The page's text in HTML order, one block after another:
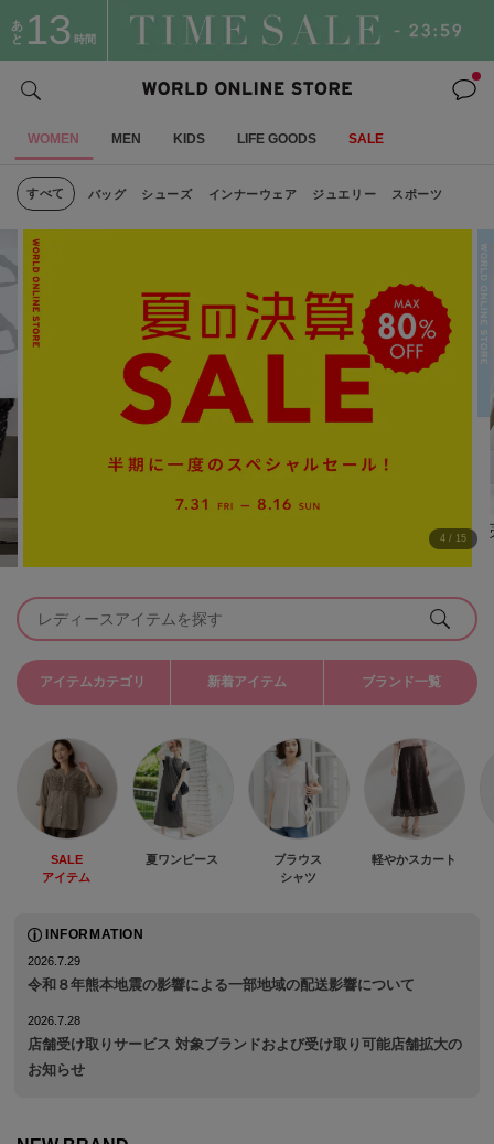
あ
と 13 時間
WOMEN MEN KIDS LIFE GOODS SALE
すべて バッグ シューズ インナーウェア ジュエリー スポーツ
5 / 15
アイテムカテゴリ 新着アイテム ブランド一覧
SALE
アイテム
夏ワンピース
ブラウス
シャツ
軽やかスカート
INFORMATION
2026.7.29
令和８年熊本地震の影響による一部地域の配送影響について
2026.7.28
店舗受け取りサービス 対象ブランドおよび受け取り可能店舗拡大の
お知らせ